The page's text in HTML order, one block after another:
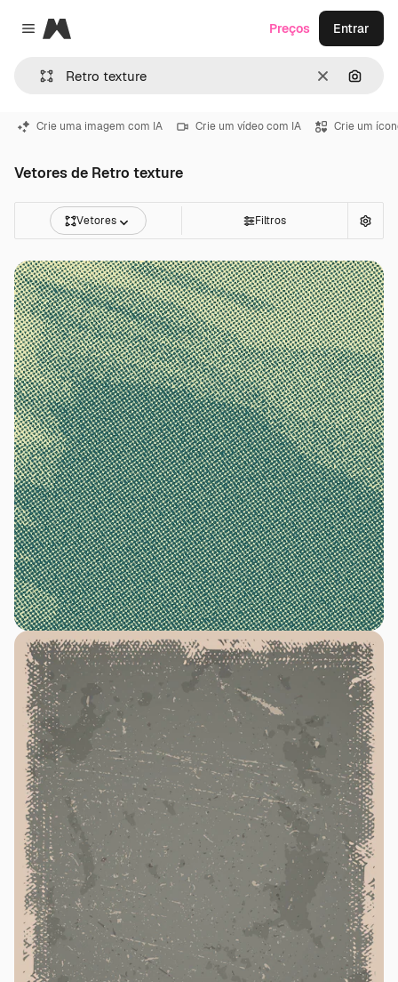
Close menu
Magnific
Limpar
Preços Entrar
Crie uma imagem com IA Crie um vídeo com IA Crie um
Vetores de Retro texture
Vetores Filtros